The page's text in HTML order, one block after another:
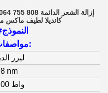
كانديلا لطيف ماكس
النموذج#
إزالة الشعر بالليزر 808nm مواصفات:
ليزر
nm
1500 واط